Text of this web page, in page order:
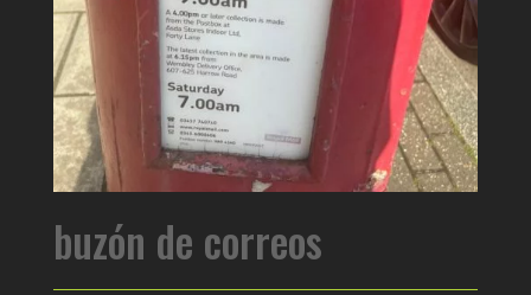
buzón de correos